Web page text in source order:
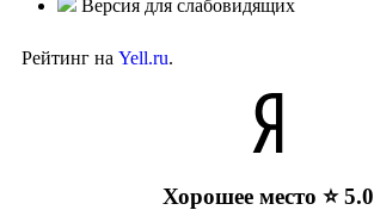
Версия для слабовидящих
Рейтинг на Yell.ru.
Хорошее место ⭐ 5.0